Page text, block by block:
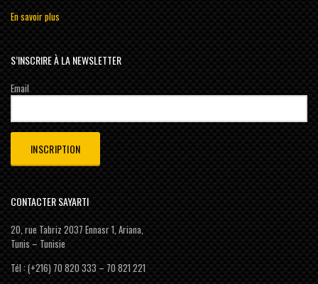
En savoir plus
S’INSCRIRE À LA NEWSLETTER
Email
CONTACTER SAYARTI
20, rue Tabriz 2037 Ennasr 1, Ariana,
Tunis – Tunisie
Tél : (+216) 70 820 333 – 70 821 221